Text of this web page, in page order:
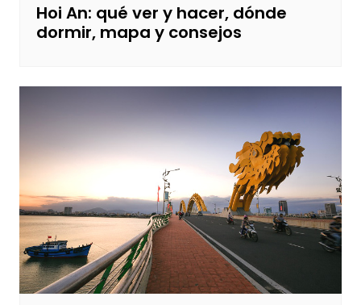
Hoi An: qué ver y hacer, dónde
dormir, mapa y consejos